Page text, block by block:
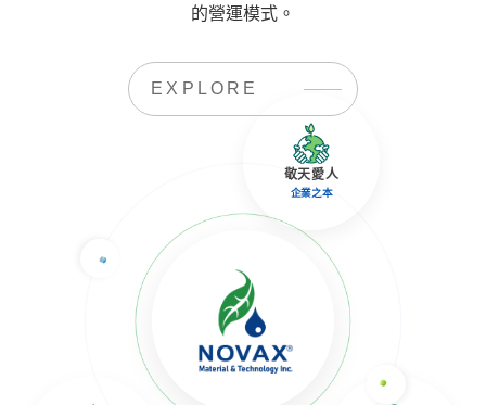
的營運模式。
EXPLORE
敬天愛人
企業之本